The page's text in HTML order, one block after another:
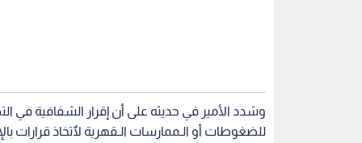
وشدد الأمير في حديثه على أن إقرار الشفافية في
للضغوطات أو الـممارسات الـقهرية لٱتخاذ قرارات